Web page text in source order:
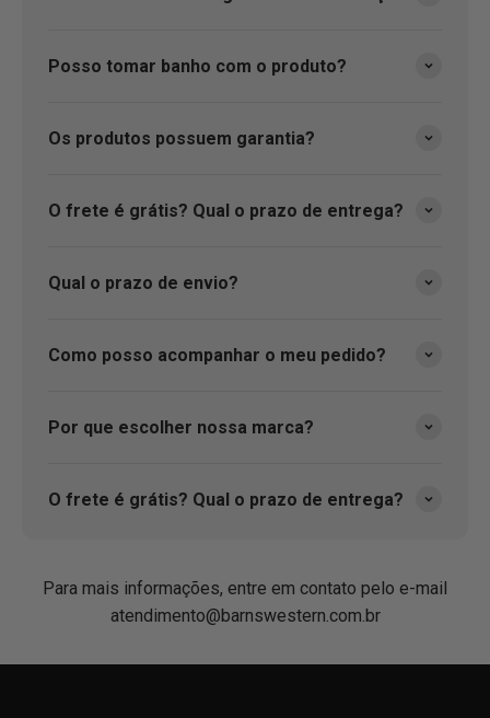
Posso tomar banho com o produto?
Os produtos possuem garantia?
O frete é grátis? Qual o prazo de entrega?
Qual o prazo de envio?
Como posso acompanhar o meu pedido?
Por que escolher nossa marca?
O frete é grátis? Qual o prazo de entrega?
Para mais informações, entre em contato pelo e-mail
atendimento@barnswestern.com.br